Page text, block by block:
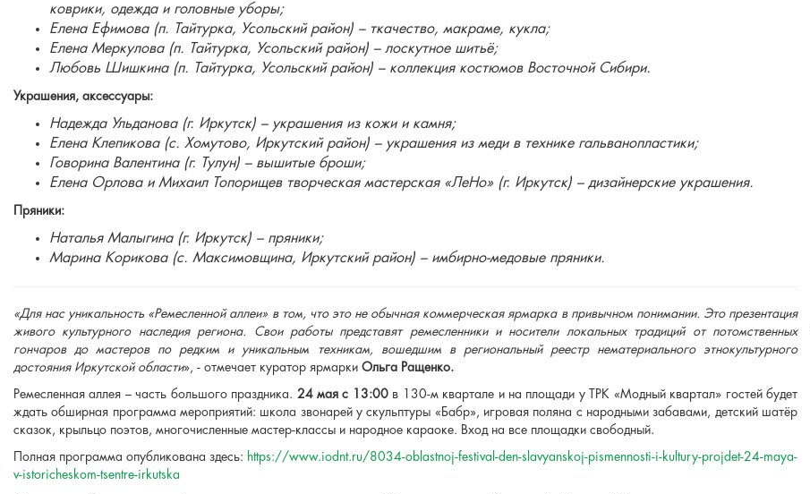
коврики, одежда и головные уборы;
Елена Ефимова (п. Тайтурка, Усольский район) – ткачество, макраме, кукла;
Елена Меркулова (п. Тайтурка, Усольский район) – лоскутное шитьё;
Любовь Шишкина (п. Тайтурка, Усольский район) – коллекция костюмов Восточной Сибири.
Украшения, аксессуары:
Надежда Ульданова (г. Иркутск) – украшения из кожи и камня;
Елена Клепикова (с. Хомутово, Иркутский район) – украшения из меди в технике гальванопластики;
Говорина Валентина (г. Тулун) – вышитые броши;
Елена Орлова и Михаил Топорищев творческая мастерская «ЛеНо» (г. Иркутск) –дизайнерские украшения.
Пряники:
Наталья Малыгина (г. Иркутск) – пряники;
Марина Корикова (с. Максимовщина, Иркутский район) – имбирно-медовые пряники.
«Для нас уникальность «Ремесленной аллеи» в том, что это не обычная коммерческая ярмарка в привычном понимании. Это презентация
живого культурного наследия региона. Свои работы представят ремесленники и носители локальных традиций от потомственных
гончаров до мастеров по редким и уникальным техникам, вошедшим в региональный реестр нематериального этнокультурного
достояния Иркутской области», - отмечает куратор ярмарки Ольга Ращенко.
Ремесленная аллея – часть большого праздника. 24 мая с 13:00в 130-м квартале и на площади у ТРК «Модный квартал» гостей будет
ждать обширная программа мероприятий: школа звонарей у скульптуры «Бабр», игровая поляна с народными забавами, детский шатёр
сказок, крыльцо поэтов, многочисленные мастер-классы и народное караоке. Вход на все площадки свободный.
Полная программа опубликована здесь: https://www.iodnt.ru/8034-oblastnoj-festival-den-slavyanskoj-pismennosti-i-kultury-projdet-24-maya-
v-istoricheskom-tsentre-irkutska